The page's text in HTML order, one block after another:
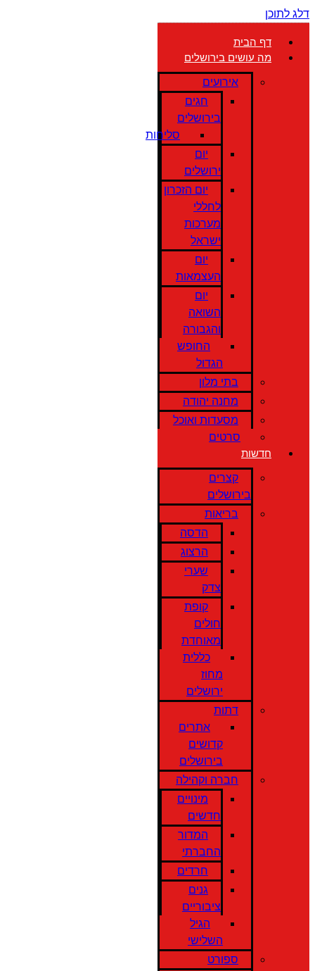
דלג לתוכן
דף הבית
מה עושים בירושלים
אירועים
חגים
בירושלים
סליחות
יום
ירושלים
יום הזכרון
לחללי
מערכות
ישראל
יום
העצמאות
יום
השואה
והגבורה
החופש
הגדול
בתי מלון
מחנה יהודה
מסעדות ואוכל
סרטים
חדשות
קצרים
בירושלים
בריאות
הדסה
הרצוג
שערי
צדק
קופת
חולים
מאוחדת
כללית
מחוז
ירושלים
דתות
אתרים
קדושים
בירושלים
חברה וקהילה
מינויים
חדשים
המדור
החברתי
חרדים
גנים
ציבוריים
הגיל
השלישי
ספורט